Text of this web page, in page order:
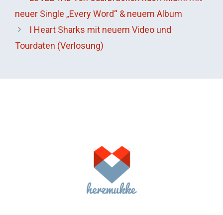
neuer Single „Every Word“ & neuem Album
I Heart Sharks mit neuem Video und
Tourdaten (Verlosung)